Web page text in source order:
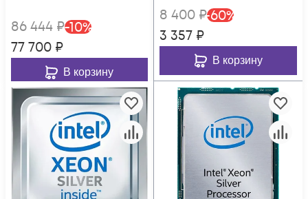
86 444 ₽-10%
77 700 ₽
В корзину
8 400 ₽-60%
3 357 ₽
В корзину